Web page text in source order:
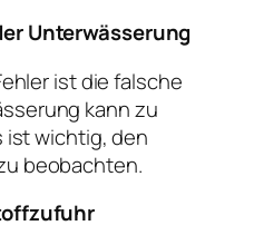
Unterwässerung
ist die falsche
kann zu
ist wichtig, den
beobachten.